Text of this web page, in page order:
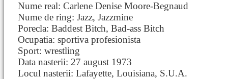
Nume real: Carlene Denise Moore-Begnaud
Nume de ring: Jazz, Jazzmine
Porecla: Baddest Bitch, Bad-ass Bitch
Ocupatia: sportiva profesionista
Sport: wrestling
Data nasterii: 27 august 1973
Locul nasterii: Lafayette, Louisiana, S.U.A.